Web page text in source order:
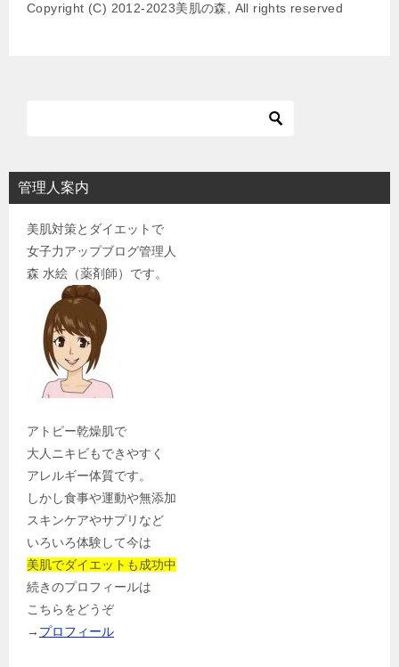
Copyright (C) 2012-2023美肌の森, All rights reserved
管理人案内
美肌対策とダイエットで
女子力アップブログ管理人
森 水絵（薬剤師）です。
アトピー乾燥肌で
大人ニキビもできやすく
アレルギー体質です。
しかし食事や運動や無添加
スキンケアやサプリなど
いろいろ体験して今は
美肌でダイエットも成功中
続きのプロフィールは
こちらをどうぞ
→ プロフィール